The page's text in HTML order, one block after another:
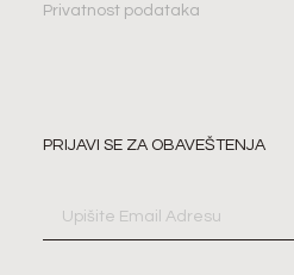
Privatnost podataka
PRIJAVI SE ZA OBAVEŠTENJA